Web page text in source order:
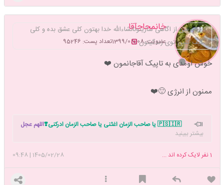
خانمحاجآقا
عضویت: 1399/08/08 تعداد پست: 95246
مرسی از اگاهی سازیتونانشاءالله خدا بهتون کلی عشق بده و کلی
کیف کنین توی زندگیتون
خوش اومدی به تاپیک آقاجانمون ❤️
ممنون از انرژی 🙂❤️
🇵🇸🇮🇷 یا صاحب الزمان اغثنی یا صاحب الزمان ادرکنی❣️
اللهم عجل
لولیک الفرج بحق زینب الکبری س
بیشتر ببینید
1405/02/28
|
09:48 1نفر لایک کرده اند ...